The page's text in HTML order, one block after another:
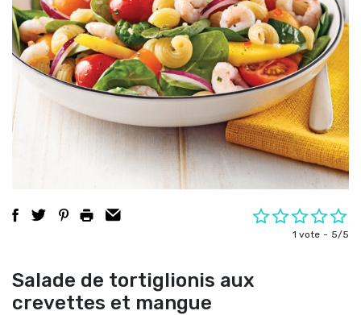
1 vote 5/5
Salade de tortiglionis aux
crevettes et mangue